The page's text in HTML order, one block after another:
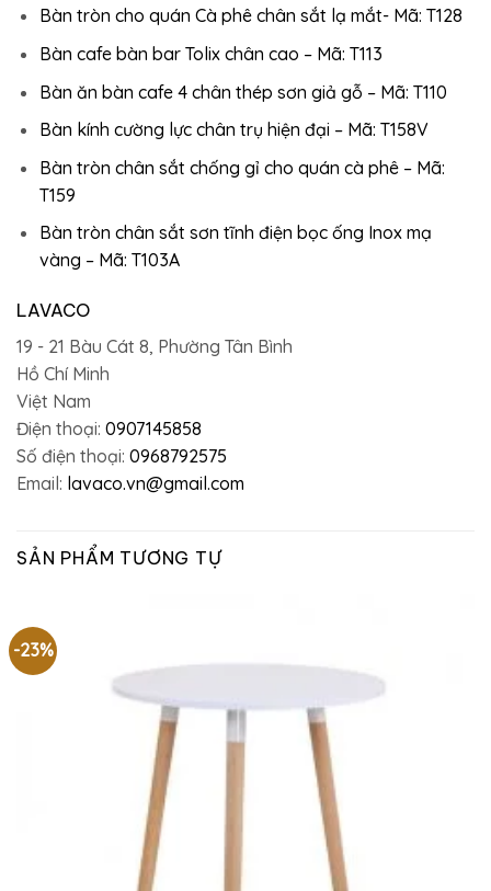
Bàn tròn cho quán Cà phê chân sắt lạ mắt- Mã: T128
Bàn cafe bàn bar Tolix chân cao – Mã: T113
Bàn ăn bàn cafe 4 chân thép sơn giả gỗ – Mã: T110
Bàn kính cường lực chân trụ hiện đại – Mã: T158V
Bàn tròn chân sắt chống gỉ cho quán cà phê – Mã:
T159
Bàn tròn chân sắt sơn tĩnh điện bọc ống Inox mạ
vàng – Mã: T103A
LAVACO
19 - 21 Bàu Cát 8, Phường Tân Bình
Hồ Chí Minh
Việt Nam
Điện thoại: 0907145858
Số điện thoại: 0968792575
Email: lavaco.vn@gmail.com
SẢN PHẨM TƯƠNG TỰ
-23%